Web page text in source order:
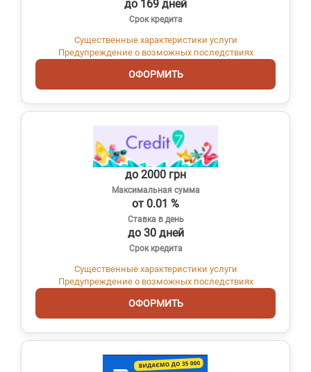
до 169 дней
Срок кредита
Существенные характеристики услуги
Предупреждение о возможных последствиях
ОФОРМИТЬ
до 2000 грн
Максимальная сумма
от 0.01 %
Ставка в день
до 30 дней
Срок кредита
Существенные характеристики услуги
Предупреждение о возможных последствиях
ОФОРМИТЬ